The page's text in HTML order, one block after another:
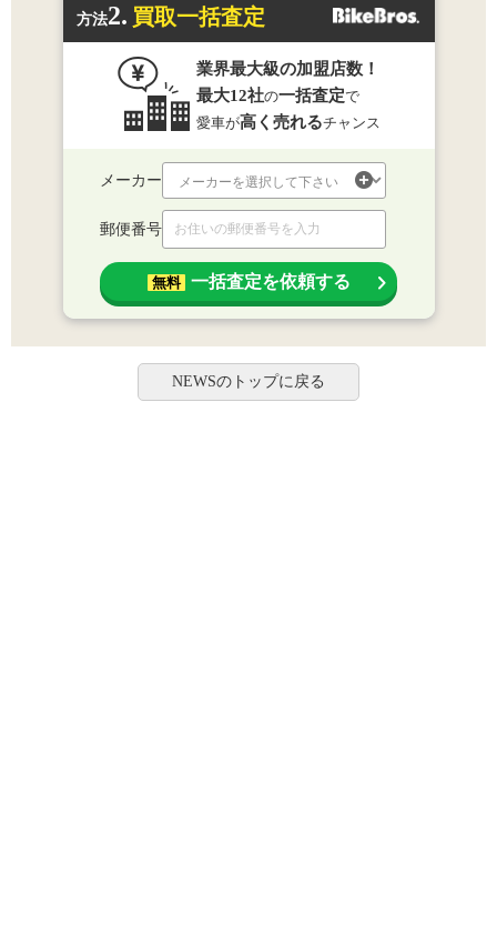
方法2. 買取一括査定
業界最大級の加盟店数！
最大12社の一括査定で
愛車が高く売れるチャンス
メーカー
郵便番号
無料 一括査定を依頼する
NEWSのトップに戻る